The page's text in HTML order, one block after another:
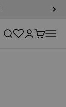
Suche öffnen